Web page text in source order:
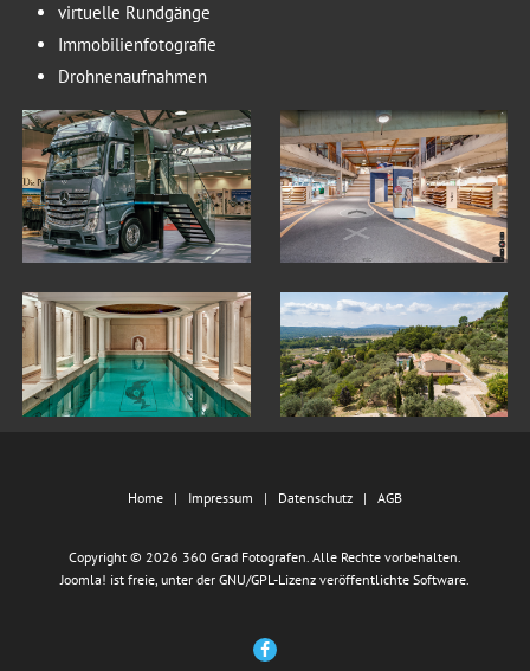
virtuelle Rundgänge
Immobilienfotografie
Drohnenaufnahmen
Home Impressum Datenschutz AGB
Copyright © 2026 360 Grad Fotografen. Alle Rechte vorbehalten.
Joomla! ist freie, unter der GNU/GPL-Lizenz veröffentlichte Software.